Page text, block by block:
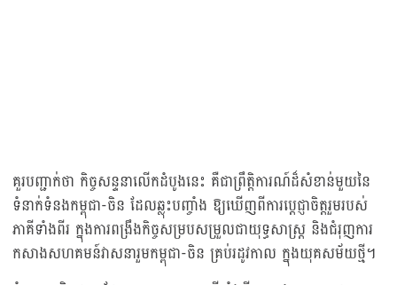
គួរបញ្ជាក់ថា កិច្ចសន្ទនាលើកដំបូងនេះ គឺជាព្រឹត្តិការណ៍ដ៏សំខាន់មួយនៃ
ទំនាក់ទំនងកម្ពុជា-ចិន ដែលឆ្លុះបញ្ចាំង ឱ្យឃើញពីការប្តេជ្ញាចិត្តរួមរបស់
ភាគីទាំងពីរ ក្នុងការពង្រឹងកិច្ចសម្របសម្រួលជាយុទ្ធសាស្ត្រ និងជំរុញការ
កសាងសហគមន៍វាសនារួមកម្ពុជា-ចិន គ្រប់រដូវកាល ក្នុងយុគសម័យថ្មី។